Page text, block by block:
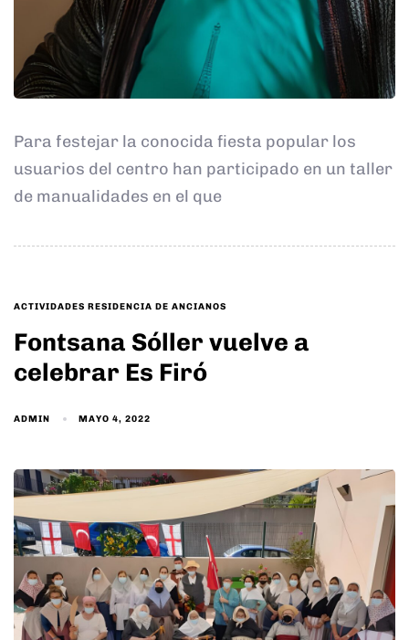
Para festejar la conocida fiesta popular los
usuarios del centro han participado en un taller
de manualidades en el que
TAGS
ACTIVIDADES RESIDENCIA DE ANCIANOS
Fontsana Sóller vuelve a
celebrar Es Firó
ADMIN MAYO 4, 2022